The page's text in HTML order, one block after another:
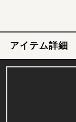
アイテム詳細